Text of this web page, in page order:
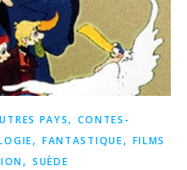
PAYS,CONTES-
, FANTASTIQUE, FILMS
,SUÈDE